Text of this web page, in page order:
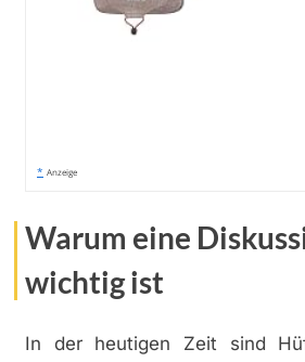
* Anzeige
Warum eine
wichtig ist
In der heutigen Zeit sind